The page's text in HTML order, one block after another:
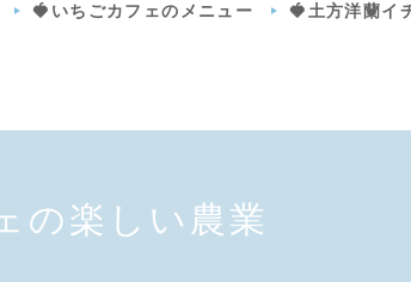
🍓いちごカフェのメニュー 🍓土方洋蘭イ
の楽しい農業